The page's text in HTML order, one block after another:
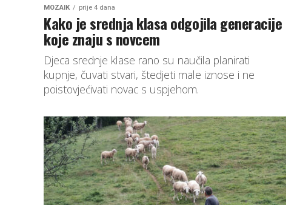
MOZAIK prije 4 dana
Kako je srednja klasa odgojila generacije
koje znaju s novcem
Djeca srednje klase rano su naučila planirati
kupnje, čuvati stvari, štedjeti male iznose i ne
poistovjećivati novac s uspjehom.